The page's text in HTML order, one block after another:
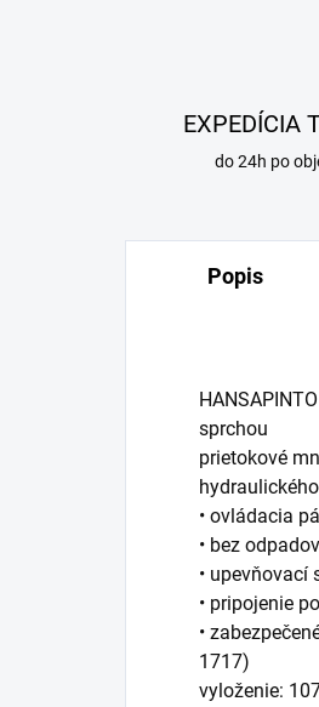
EXPEDÍCIA
do 24h po
Popis
sprchou
prietokové
• ovládacia
• bez
•
• pripojenie
•
1717)
vyloženie: